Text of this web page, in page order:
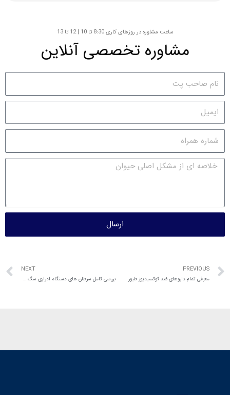
ساعت مشاوره در روزهای کاری 8:30 تا 10 | 12 تا 13
مشاوره تخصصی آنلاین
ارسال
PREVIOUS
معرفی تمام داروهای ضد کوکسیدیوز طیور
NEXT
بررسی کامل سرطان های دستگاه ادراری سگ و گربه